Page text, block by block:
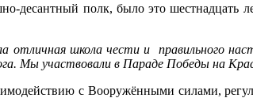
полк, было это шестнадцать
отличная школа чести и правильного
Мы участвовали в Параде Победы на
с Вооружёнными силами,